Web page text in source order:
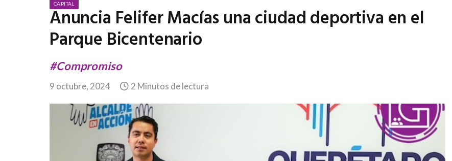
CAPITAL
Anuncia Felifer Macías una ciudad deportiva en el
Parque Bicentenario
#Compromiso
9 octubre, 2024 2 Minutos de lectura